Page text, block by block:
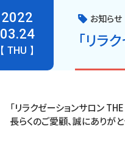
2022
03.24
【 THU 】
お知らせ
「リラ
「リラクゼーションサロン
長らくのご愛顧、誠にありがと